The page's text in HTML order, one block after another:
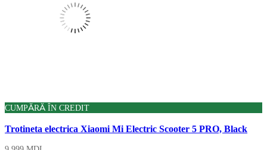
CUMPĂRĂ ÎN CREDIT
Trotineta electrica Xiaomi Mi Electric Scooter 5 PRO, Black